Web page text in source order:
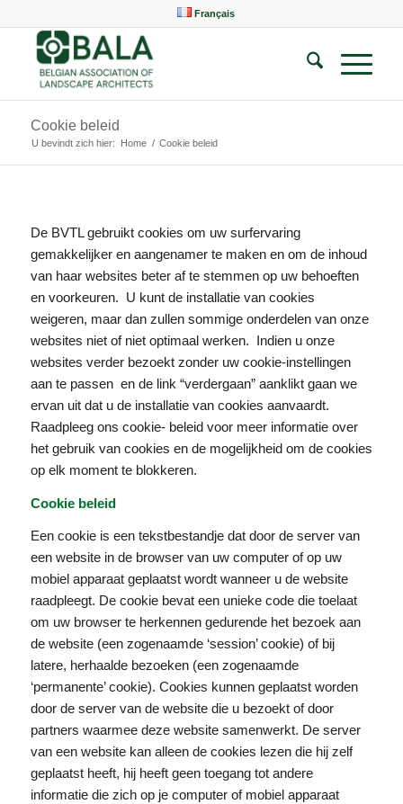
Français
Cookie beleid
U bevindt zich hier: Home / Cookie beleid
De BVTL gebruikt cookies om uw surfervaring
gemakkelijker en aangenamer te maken en om de inhoud
van haar websites beter af te stemmen op uw behoeften
en voorkeuren. U kunt de installatie van cookies
weigeren, maar dan zullen sommige onderdelen van onze
websites niet of niet optimaal werken. Indien u onze
websites verder bezoekt zonder uw cookie-instellingen
aan te passen en de link “verdergaan” aanklikt gaan we
ervan uit dat u de installatie van cookies aanvaardt.
Raadpleeg ons cookie- beleid voor meer informatie over
het gebruik van cookies en de mogelijkheid om de cookies
op elk moment te blokkeren.
Cookie beleid
Een cookie is een tekstbestandje dat door de server van
een website in de browser van uw computer of op uw
mobiel apparaat geplaatst wordt wanneer u de website
raadpleegt. De cookie bevat een unieke code die toelaat
om uw browser te herkennen gedurende het bezoek aan
de website (een zogenaamde ‘session’ cookie) of bij
latere, herhaalde bezoeken (een zogenaamde
‘permanente’ cookie). Cookies kunnen geplaatst worden
door de server van de website die u bezoekt of door
partners waarmee deze website samenwerkt. De server
van een website kan alleen de cookies lezen die hij zelf
geplaatst heeft, hij heeft geen toegang tot andere
informatie die zich op je computer of mobiel apparaat